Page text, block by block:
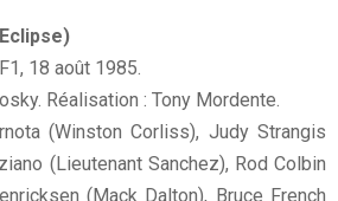
18 août 1985.
Réalisation : Tony Mordente.
(Winston Corliss), Judy Strangis
(Lieutenant Sanchez), Rod Colbin
(Mack Dalton), Bruce French